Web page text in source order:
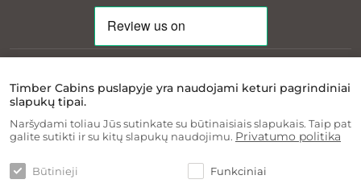
Apie įmonę
Informacija klientui
Timber Cabins puslapyje yra naudojami keturi pagrindiniai
slapukų tipai.
Naršydami toliau Jūs sutinkate su būtinaisiais slapukais. Taip pat
galite sutikti ir su kitų slapukų naudojimu. Privatumo politika
Būtinieji Funkciniai